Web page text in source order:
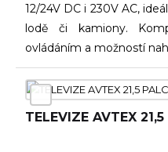
12/24V DC i 230V AC,
lodě či kamiony.
ovládáním a možností
TELEVIZE AVTEX